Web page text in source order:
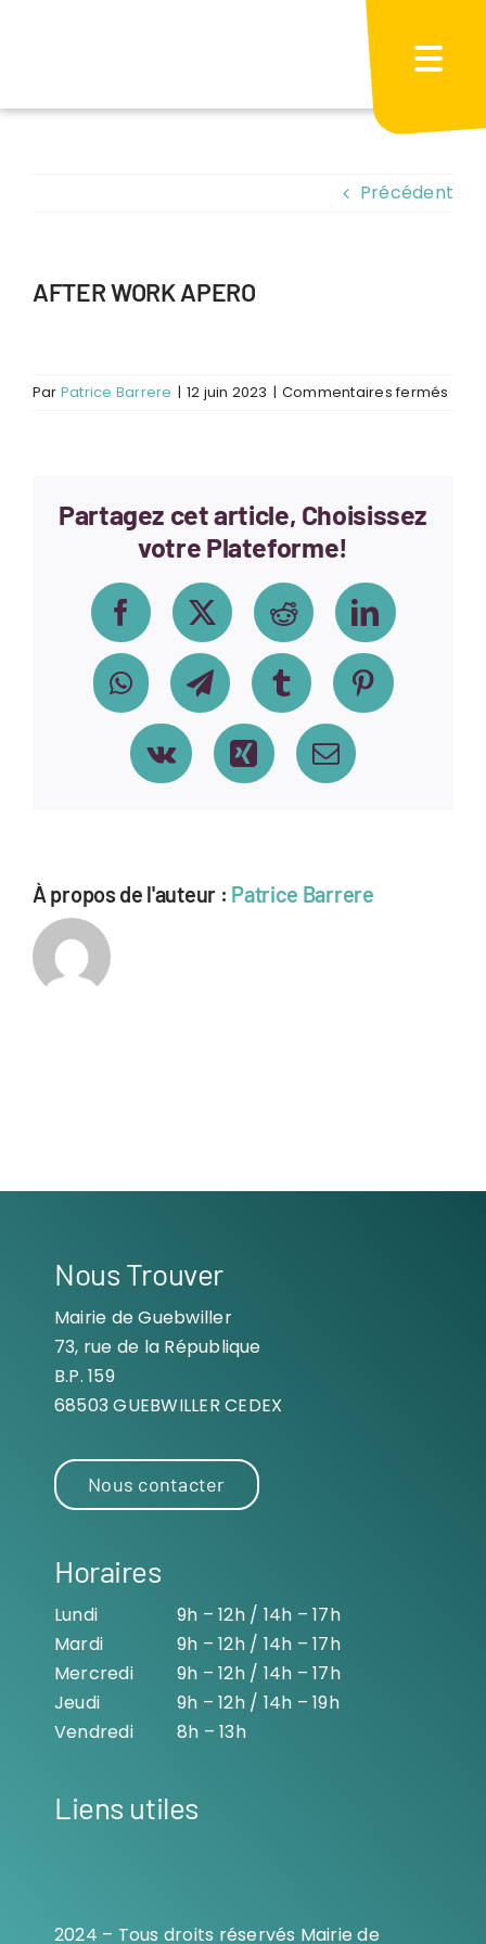
Précédent
AFTER WORK APERO
Par Patrice Barrere | 12 juin 2023 | Commentaires fermés
Partagez cet article, Choisissez
votre Plateforme!
FacebookX Reddit LinkedIn
WhatsAppTelegramTumblr Pinterest
Vk Xing Email
À propos de l'auteur : Patrice Barrere
Nous Trouver
Mairie de Guebwiller
73, rue de la République
B.P. 159
68503 GUEBWILLER CEDEX
Nous contacter
Horaires
Lundi
9h – 12h / 14h – 17h
Mardi
9h – 12h / 14h – 17h
Mercredi
9h – 12h / 14h – 17h
Jeudi
9h – 12h / 14h – 19h
Vendredi
8h – 13h
Liens utiles
2024 – Tous droits réservés Mairie de